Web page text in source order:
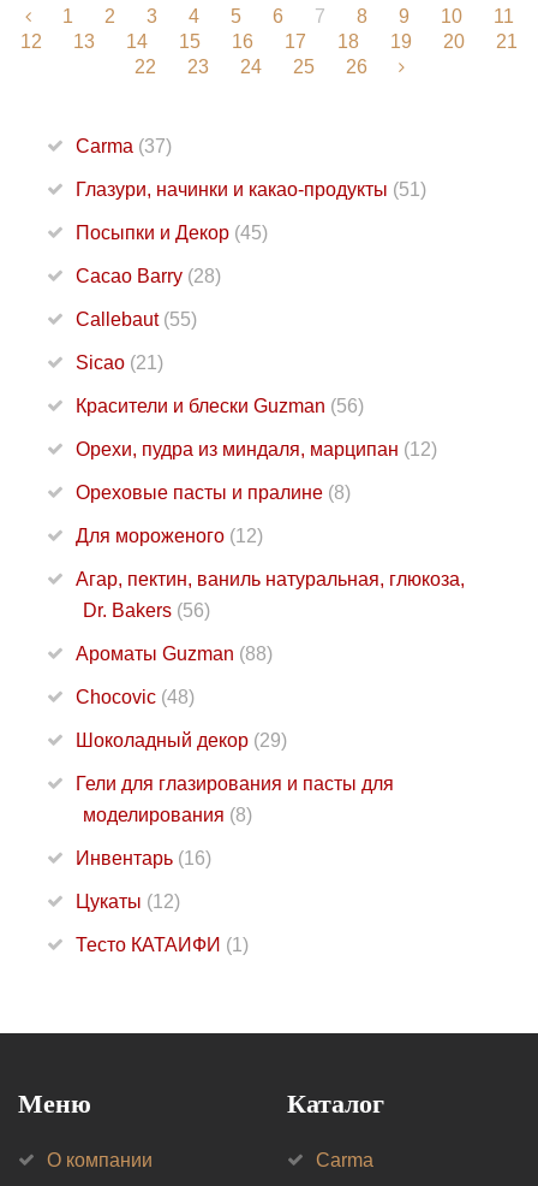
1 2 3 4 5 6 7 8 9 10
11
12
13 14 15 16 17 18 19 20
21
22
23 24 25 26
Carma (37)
Глазури, начинки и какао-продукты (51)
Посыпки и Декор (45)
Cacao Barry (28)
Callebaut (55)
Sicao (21)
Красители и блески Guzman (56)
Орехи, пудра из миндаля, марципан (12)
Ореховые пасты и пралине (8)
Для мороженого (12)
Агар, пектин, ваниль натуральная, глюкоза,
Dr. Bakers (56)
Ароматы Guzman (88)
Chocovic (48)
Шоколадный декор (29)
Гели для глазирования и пасты для
моделирования (8)
Инвентарь (16)
Цукаты (12)
Тесто КАТАИФИ (1)
Меню
О компании
Каталог
Carma